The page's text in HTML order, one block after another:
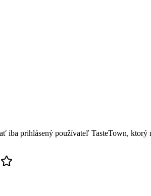
iba prihlásený používateľ TasteTown, ktorý